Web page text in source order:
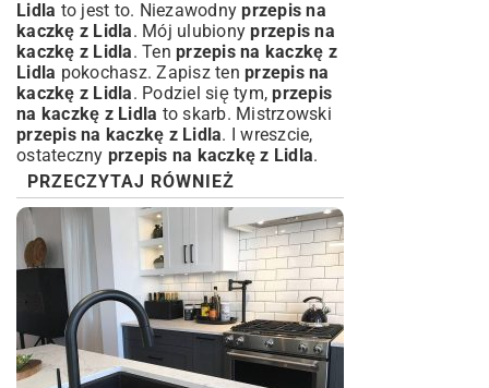
Lidla to jest to. Niezawodnyprzepis na
kaczkę z Lidla. Mój ulubionyprzepis na
kaczkę z Lidla. Ten przepis na kaczkę z
Lidla pokochasz. Zapisz ten przepis na
kaczkę z Lidla. Podziel się tym,przepis
na kaczkę z Lidla to skarb. Mistrzowski
przepis na kaczkę z Lidla. I wreszcie,
ostateczny przepis na kaczkę z Lidla.
PRZECZYTAJ RÓWNIEŻ